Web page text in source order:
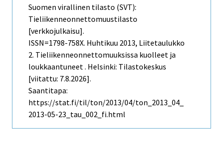
Suomen virallinen tilasto (SVT):
Tieliikenneonnettomuustilasto
[verkkojulkaisu].
ISSN=1798-758X. Huhtikuu 2013, Liitetaulukko
2. Tieliikenneonnettomuuksissa kuolleet ja
loukkaantuneet . Helsinki: Tilastokeskus
[viitattu: 7.8.2026].
Saantitapa:
https://stat.fi/til/ton/2013/04/ton_2013_04_
2013-05-23_tau_002_fi.html